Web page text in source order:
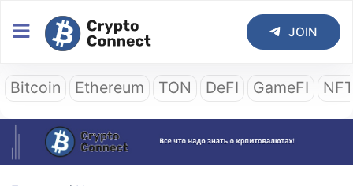
JOIN
Bitcoin Ethereum TON DeFI GameFI